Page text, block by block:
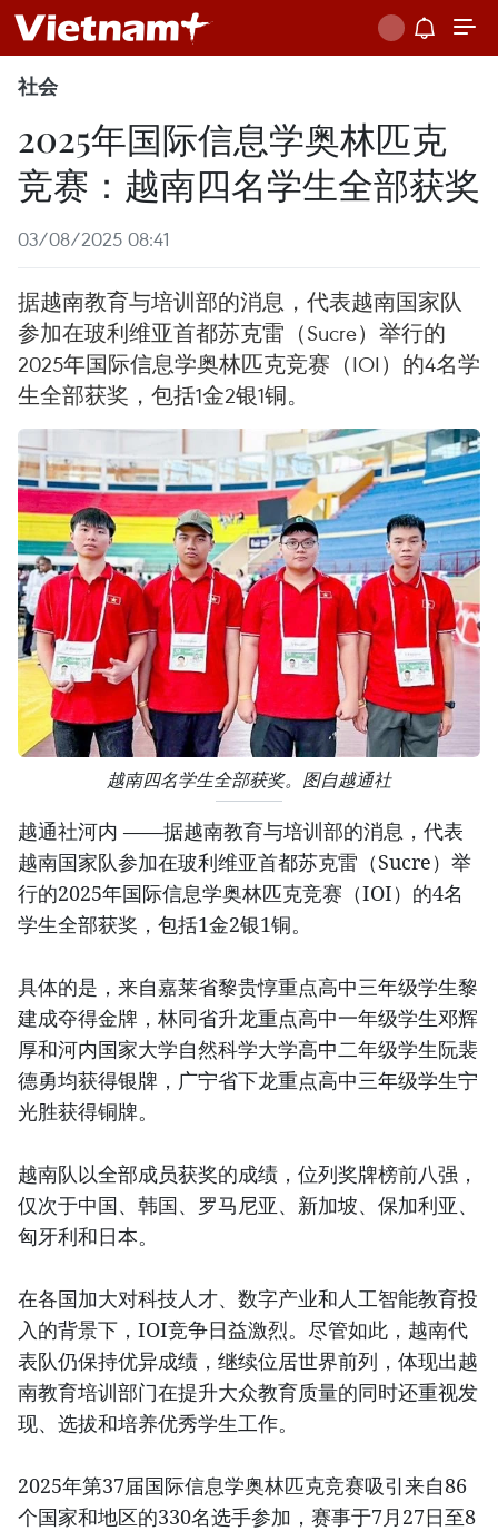
社会
2025年国际信息学奥林匹克
竞赛：越南四名学生全部获奖
03/08/2025 08:41
据越南教育与培训部的消息，代表越南国家队
参加在玻利维亚首都苏克雷（Sucre）举行的
2025年国际信息学奥林匹克竞赛（IOI）的4名学
生全部获奖，包括1金2银1铜。
越南四名学生全部获奖。图自越通社
越通社河内 ——据越南教育与培训部的消息，代表
越南国家队参加在玻利维亚首都苏克雷（Sucre）举
行的2025年国际信息学奥林匹克竞赛（IOI）的4名
学生全部获奖，包括1金2银1铜。
具体的是，来自嘉莱省黎贵惇重点高中三年级学生黎
建成夺得金牌，林同省升龙重点高中一年级学生邓辉
厚和河内国家大学自然科学大学高中二年级学生阮裴
德勇均获得银牌，广宁省下龙重点高中三年级学生宁
光胜获得铜牌。
越南队以全部成员获奖的成绩，位列奖牌榜前八强，
仅次于中国、韩国、罗马尼亚、新加坡、保加利亚、
匈牙利和日本。
在各国加大对科技人才、数字产业和人工智能教育投
入的背景下，IOI竞争日益激烈。尽管如此，越南代
表队仍保持优异成绩，继续位居世界前列，体现出越
南教育培训部门在提升大众教育质量的同时还重视发
现、选拔和培养优秀学生工作。
2025年第37届国际信息学奥林匹克竞赛吸引来自86
个国家和地区的330名选手参加，赛事于7月27日至8